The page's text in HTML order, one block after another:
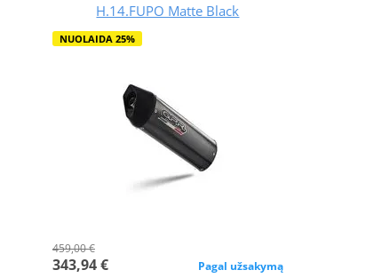
H.14.FUPO Matte Black
NUOLAIDA 25%
459,00 €
343,94 € Pagal užsakymą